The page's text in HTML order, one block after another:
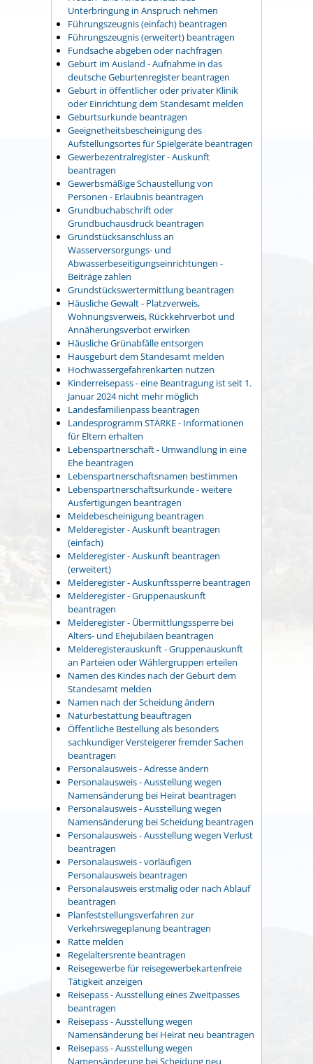
Unterbringung in Anspruch nehmen
Führungszeugnis (einfach) beantragen
Führungszeugnis (erweitert) beantragen
Fundsache abgeben oder nachfragen
Geburt im Ausland - Aufnahme in das
deutsche Geburtenregister beantragen
Geburt in öffentlicher oder privater Klinik
oder Einrichtung dem Standesamt melden
Geburtsurkunde beantragen
Geeignetheitsbescheinigung des
Aufstellungsortes für Spielgeräte beantragen
Gewerbezentralregister - Auskunft
beantragen
Gewerbsmäßige Schaustellung von
Personen - Erlaubnis beantragen
Grundbuchabschrift oder
Grundbuchausdruck beantragen
Grundstücksanschluss an
Wasserversorgungs- und
Abwasserbeseitigungseinrichtungen -
Beiträge zahlen
Grundstückswertermittlung beantragen
Häusliche Gewalt - Platzverweis,
Wohnungsverweis, Rückkehrverbot und
Annäherungsverbot erwirken
Häusliche Grünabfälle entsorgen
Hausgeburt dem Standesamt melden
Hochwassergefahrenkarten nutzen
Kinderreisepass - eine Beantragung ist seit 1.
Januar 2024 nicht mehr möglich
Landesfamilienpass beantragen
Landesprogramm STÄRKE - Informationen
für Eltern erhalten
Lebenspartnerschaft - Umwandlung in eine
Ehe beantragen
Lebenspartnerschaftsnamen bestimmen
Lebenspartnerschaftsurkunde - weitere
Ausfertigungen beantragen
Meldebescheinigung beantragen
Melderegister - Auskunft beantragen
(einfach)
Melderegister - Auskunft beantragen
(erweitert)
Melderegister - Auskunftssperre beantragen
Melderegister - Gruppenauskunft
beantragen
Melderegister - Übermittlungssperre bei
Alters- und Ehejubiläen beantragen
Melderegisterauskunft - Gruppenauskunft
an Parteien oder Wählergruppen erteilen
Namen des Kindes nach der Geburt dem
Standesamt melden
Namen nach der Scheidung ändern
Naturbestattung beauftragen
Öffentliche Bestellung als besonders
sachkundiger Versteigerer fremder Sachen
beantragen
Personalausweis - Adresse ändern
Personalausweis - Ausstellung wegen
Namensänderung bei Heirat beantragen
Personalausweis - Ausstellung wegen
Namensänderung bei Scheidung beantragen
Personalausweis - Ausstellung wegen Verlust
beantragen
Personalausweis - vorläufigen
Personalausweis beantragen
Personalausweis erstmalig oder nach Ablauf
beantragen
Planfeststellungsverfahren zur
Verkehrswegeplanung beantragen
Ratte melden
Regelaltersrente beantragen
Reisegewerbe für reisegewerbekartenfreie
Tätigkeit anzeigen
Reisepass - Ausstellung eines Zweitpasses
beantragen
Reisepass - Ausstellung wegen
Namensänderung bei Heirat neu beantragen
Reisepass - Ausstellung wegen
Namensänderung bei Scheidung neu